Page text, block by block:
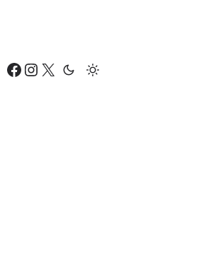
要
Facebook Instagram X